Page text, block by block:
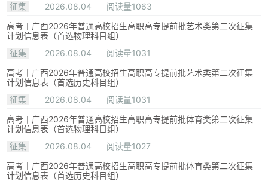
征集
2026.08.04
阅读量1063
高考丨广西2026年普通高校招生高职高专提前批艺术类第二次征集
计划信息表（首选物理科目组）
征集
2026.08.04
阅读量1031
高考丨广西2026年普通高校招生高职高专提前批艺术类第二次征集
计划信息表（首选历史科目组）
征集
2026.08.04
阅读量1031
高考丨广西2026年普通高校招生高职高专提前批体育类第二次征集
计划信息表（首选物理科目组）
征集
2026.08.04
阅读量1027
高考丨广西2026年普通高校招生高职高专提前批体育类第二次征集
计划信息表（首选历史科目组）